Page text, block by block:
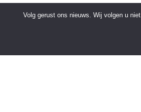
Volg gerust ons nieuws. Wij volgen u